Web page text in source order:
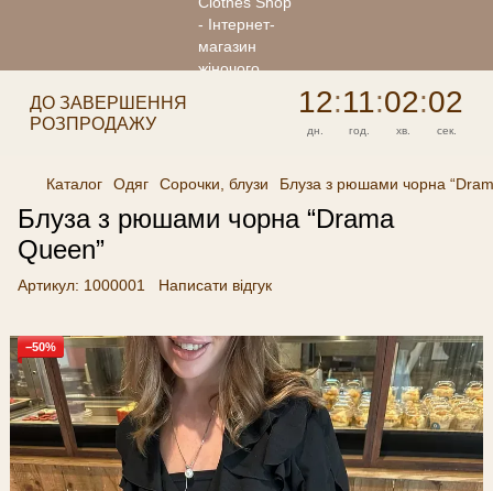
ДО ЗАВЕРШЕННЯ
РОЗПРОДАЖУ
12:11:02:02
дн. год. хв. сек.
Каталог Одяг Сорочки, блузи Блуза з рюшами чорна
Блуза з рюшами чорна “Drama
Queen”
Артикул: 1000001 Написати відгук
−50%